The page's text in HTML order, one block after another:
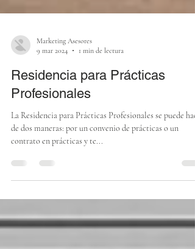
9 mar 2024
1 min de lectura
Residencia para Prácticas
Profesionales
La Residencia para Prácticas Profesionales se puede
contrato en prácticas y te...